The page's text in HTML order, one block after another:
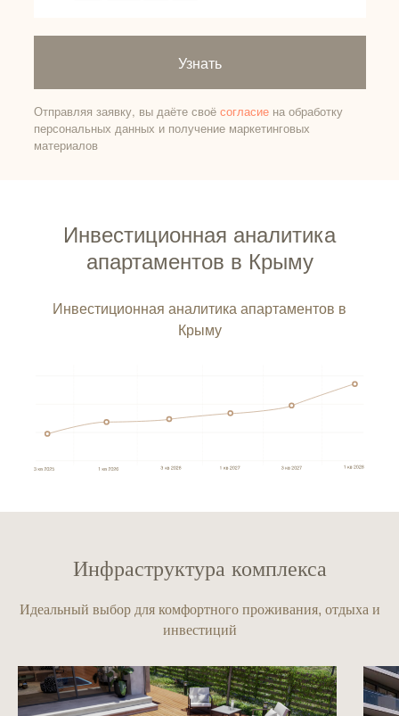
Узнать
Отправляя заявку, вы даёте своё согласиена обработку
персональных данных и получение маркетинговых
материалов
Инвестиционная аналитика
апартаментов в Крыму
Инвестиционная аналитика апартаментов в
Крыму
Инфраструктура комплекса
Идеальный выбор для комфортного проживания, отдыха и
инвестиций